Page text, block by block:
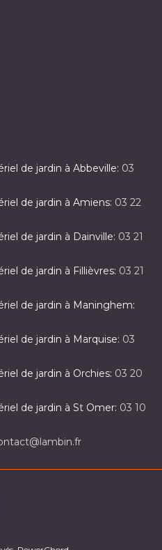
de jardin à Abbeville: 03
de jardin à Amiens: 03 22
de jardin à Dainville: 03 21
de jardin à Fillièvres: 03 21
de jardin à Maninghem:
de jardin à Marquise: 03
de jardin à Orchies: 03 20
de jardin à St Omer: 03 10